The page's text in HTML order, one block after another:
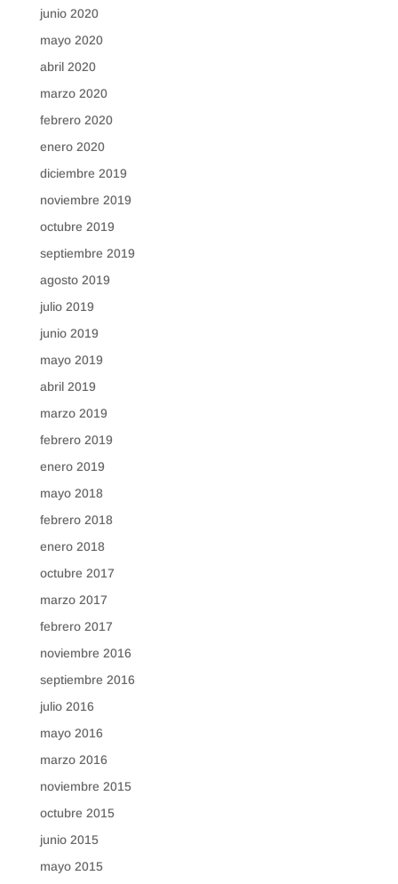
junio 2020
mayo 2020
abril 2020
marzo 2020
febrero 2020
enero 2020
diciembre 2019
noviembre 2019
octubre 2019
septiembre 2019
agosto 2019
julio 2019
junio 2019
mayo 2019
abril 2019
marzo 2019
febrero 2019
enero 2019
mayo 2018
febrero 2018
enero 2018
octubre 2017
marzo 2017
febrero 2017
noviembre 2016
septiembre 2016
julio 2016
mayo 2016
marzo 2016
noviembre 2015
octubre 2015
junio 2015
mayo 2015